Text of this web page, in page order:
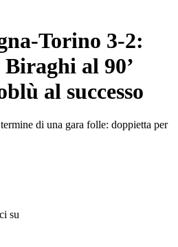
Torino 3-2:
al 90’
al successo
di una gara folle: doppietta per
su